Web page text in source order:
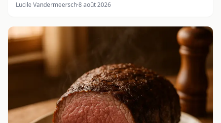
Lucile Vandermeersch·8 août 2026